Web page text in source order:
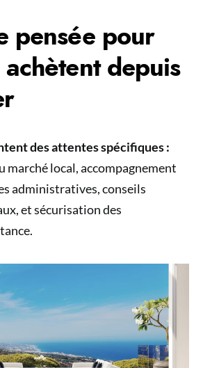
pensée pour
depuis
des attentes spécifiques :
marché local, accompagnement
administratives, conseils
et sécurisation des